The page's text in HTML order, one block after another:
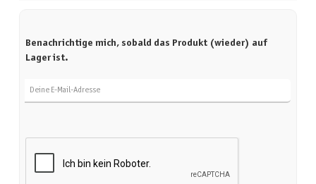
Benachrichtige mich, sobald das Produkt (wieder) auf
Lager ist.